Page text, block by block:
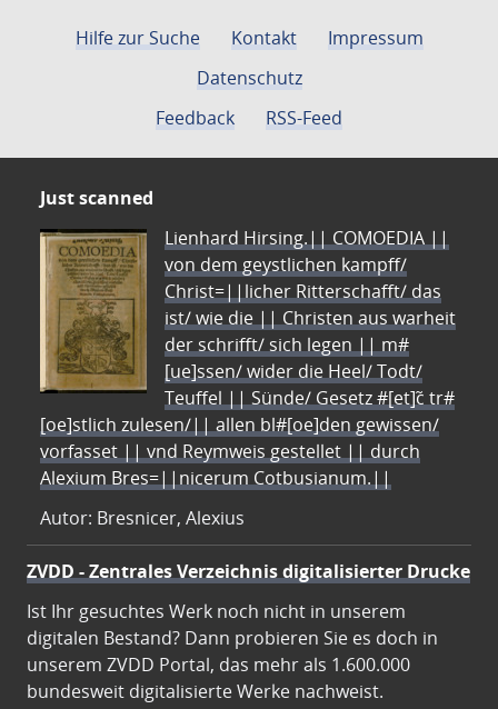
Hilfe zur Suche
Kontakt
Impressum
Datenschutz
Feedback
RSS-Feed
Just scanned
Lienhard Hirsing.|| COMOEDIA ||
von dem geystlichen kampff/
Christ=||licher Ritterschafft/ das
ist/ wie die || Christen aus warheit
der schrifft/ sich legen || m#
[ue]ssen/ wider die Heel/ Todt/
Teuffel || Sünde/ Gesetz #[et]c̃ tr#
[oe]stlich zulesen/|| allen bl#[oe]den gewissen/
vorfasset || vnd Reymweis gestellet || durch
Alexium Bres=||nicerum Cotbusianum.||
Autor: Bresnicer, Alexius
ZVDD - Zentrales Verzeichnis digitalisierter Drucke
Ist Ihr gesuchtes Werk noch nicht in unserem
digitalen Bestand? Dann probieren Sie es doch in
unserem ZVDD Portal, das mehr als 1.600.000
bundesweit digitalisierte Werke nachweist.